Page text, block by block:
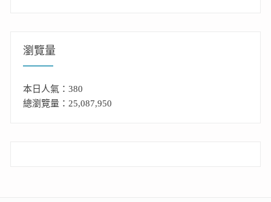
瀏覽量
本日人氣：380
總瀏覽量：25,087,950